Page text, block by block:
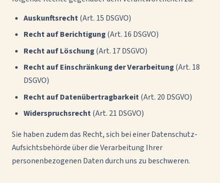
Auskunftsrecht(Art. 15 DSGVO)
Recht auf Berichtigung(Art. 16 DSGVO)
Recht auf Löschung(Art. 17 DSGVO)
Recht auf Einschränkung der Verarbeitung(Art. 18
DSGVO)
Recht auf Datenübertragbarkeit(Art. 20 DSGVO)
Widerspruchsrecht(Art. 21 DSGVO)
Sie haben zudem das Recht, sich bei einer Datenschutz-
Aufsichtsbehörde über die Verarbeitung Ihrer
personenbezogenen Daten durch uns zu beschweren.